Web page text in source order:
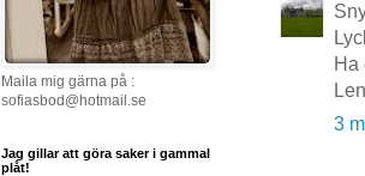
Ha
3
Maila mig gärna på :
sofiasbod@hotmail.se
Jag gillar att göra saker i gammal
plåt!